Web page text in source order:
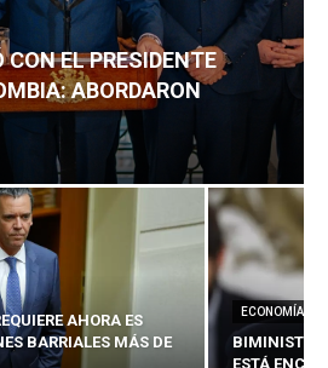
CON EL PRESIDENTE
ABORDARON
AHORA ES
BARRIALES MÁS DE
ECONOMÍA
BIMINISTRO
ESTÁ